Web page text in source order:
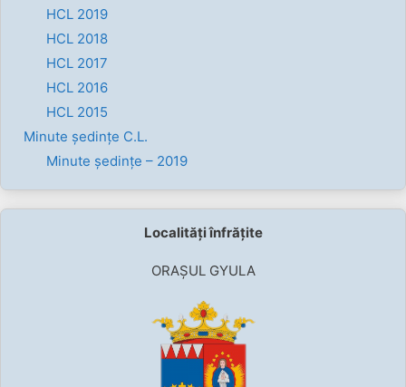
HCL 2019
HCL 2018
HCL 2017
HCL 2016
HCL 2015
Minute ședințe C.L.
Minute ședințe – 2019
Localități înfrățite
ORAȘUL GYULA